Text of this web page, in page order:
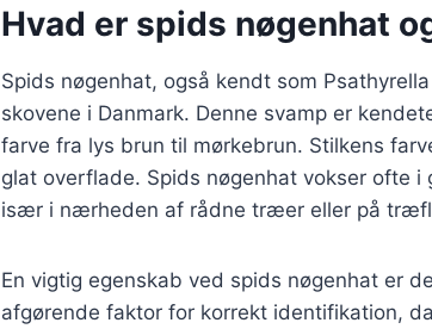
Hvad er spids nøgenhat
Spids nøgenhat, også kendt som
skovene i Danmark. Denne svamp er
farve fra lys brun til mørkebrun. Stilkens
glat overflade. Spids nøgenhat vokser ofte
især i nærheden af rådne træer eller på
En vigtig egenskab ved spids nøgenhat er
afgørende faktor for korrekt identifikation,